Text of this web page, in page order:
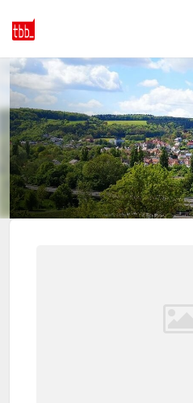
Home
Login
Language
Help & Info